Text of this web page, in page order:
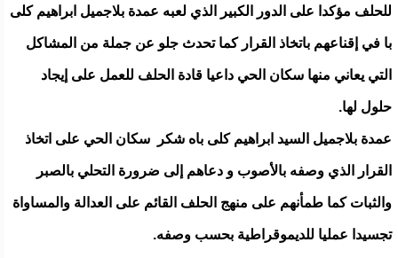
للحلف مؤكدا على الدور الكبير الذي لعبه عمدة بلاجميل ابراهيم كلى
با في إقناعهم باتخاذ القرار كما تحدث جلو عن جملة من المشاكل
التي يعاني منها سكان الحي داعيا قادة الحلف للعمل على إيجاد
حلول لها.
عمدة بلاجميل السيد ابراهيم كلى باه شكر سكان الحي على اتخاذ
القرار الذي وصفه بالأصوب و دعاهم إلى ضرورة التحلي بالصبر
والثبات كما طمأنهم على منهج الحلف القائم على العدالة والمساواة
تجسيدا عمليا للديموقراطية بحسب وصفه.